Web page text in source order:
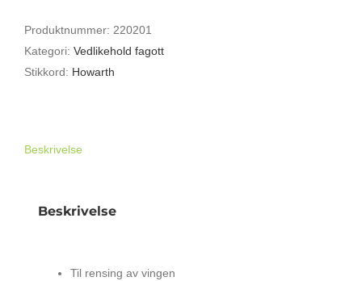
Produktnummer: 220201
Kategori: Vedlikehold fagott
Stikkord: Howarth
Beskrivelse
Beskrivelse
Til rensing av vingen